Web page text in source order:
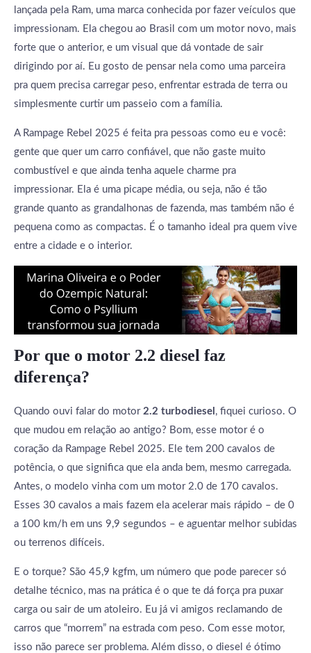
lançada pela Ram, uma marca conhecida por fazer veículos que
impressionam. Ela chegou ao Brasil com um motor novo, mais
forte que o anterior, e um visual que dá vontade de sair
dirigindo por aí. Eu gosto de pensar nela como uma parceira
pra quem precisa carregar peso, enfrentar estrada de terra ou
simplesmente curtir um passeio com a família.
A Rampage Rebel 2025 é feita pra pessoas como eu e você:
gente que quer um carro confiável, que não gaste muito
combustível e que ainda tenha aquele charme pra
impressionar. Ela é uma picape média, ou seja, não é tão
grande quanto as grandalhonas de fazenda, mas também não é
pequena como as compactas. É o tamanho ideal pra quem vive
entre a cidade e o interior.
Por que o motor 2.2 diesel faz
diferença?
Quando ouvi falar do motor 2.2 turbodiesel , fiquei curioso. O
que mudou em relação ao antigo? Bom, esse motor é o
coração da Rampage Rebel 2025. Ele tem 200 cavalos de
potência, o que significa que ela anda bem, mesmo carregada.
Antes, o modelo vinha com um motor 2.0 de 170 cavalos.
Esses 30 cavalos a mais fazem ela acelerar mais rápido – de 0
a 100 km/h em uns 9,9 segundos – e aguentar melhor subidas
ou terrenos difíceis.
E o torque? São 45,9 kgfm, um número que pode parecer só
detalhe técnico, mas na prática é o que te dá força pra puxar
carga ou sair de um atoleiro. Eu já vi amigos reclamando de
carros que “morrem” na estrada com peso. Com esse motor,
isso não parece ser problema. Além disso, o diesel é ótimo